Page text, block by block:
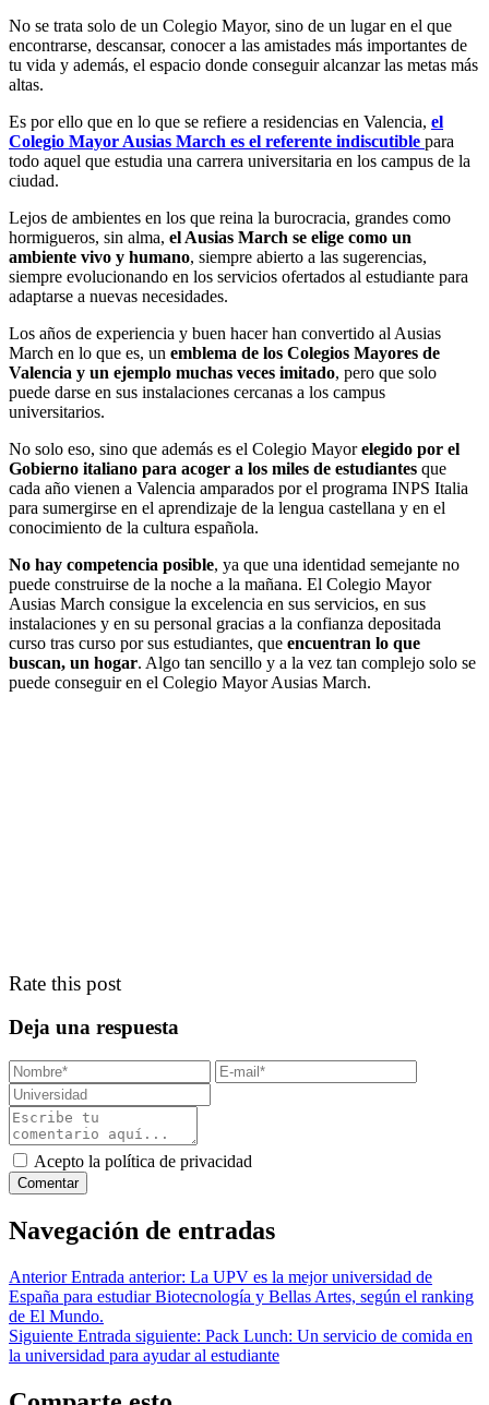
No se trata solo de un Colegio Mayor, sino de un lugar en el que
encontrarse, descansar, conocer a las amistades más importantes de
tu vida y además, el espacio donde conseguir alcanzar las metas más
altas.
Es por ello que en lo que se refiere a residencias en Valencia, el
Colegio Mayor Ausias March es el referente indiscutible para
todo aquel que estudia una carrera universitaria en los campus de la
ciudad.
Lejos de ambientes en los que reina la burocracia, grandes como
hormigueros, sin alma, el Ausias March se elige como un
ambiente vivo y humano, siempre abierto a las sugerencias,
siempre evolucionando en los servicios ofertados al estudiante para
adaptarse a nuevas necesidades.
Los años de experiencia y buen hacer han convertido al Ausias
March en lo que es, un emblema de los Colegios Mayores de
Valencia y un ejemplo muchas veces imitado, pero que solo
puede darse en sus instalaciones cercanas a los campus
universitarios.
No solo eso, sino que además es el Colegio Mayorelegido por el
Gobierno italiano para acoger a los miles de estudiantes que
cada año vienen a Valencia amparados por el programa INPS Italia
para sumergirse en el aprendizaje de la lengua castellana y en el
conocimiento de la cultura española.
No hay competencia posible, ya que una identidad semejante no
puede construirse de la noche a la mañana. El Colegio Mayor
Ausias March consigue la excelencia en sus servicios, en sus
instalaciones y en su personal gracias a la confianza depositada
curso tras curso por sus estudiantes, que encuentran lo que
buscan, un hogar. Algo tan sencillo y a la vez tan complejo solo se
puede conseguir en el Colegio Mayor Ausias March.
Rate this post
Deja una respuesta
Acepto la política de privacidad
Navegación de entradas
Anterior Entrada anterior: La UPV es la mejor universidad de
España para estudiar Biotecnología y Bellas Artes, según el ranking
de El Mundo.
Siguiente Entrada siguiente: Pack Lunch: Un servicio de comida en
la universidad para ayudar al estudiante